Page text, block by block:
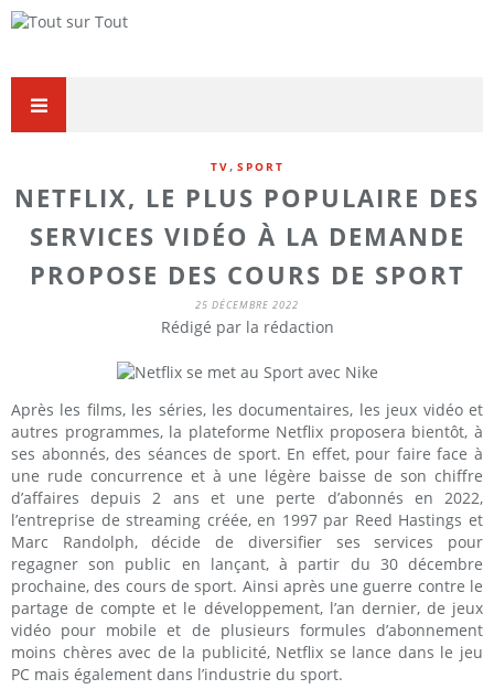
TV, SPORT
NETFLIX, LE PLUS POPULAIRE DES
SERVICES VIDÉO À LA DEMANDE
PROPOSE DES COURS DE SPORT
25 DÉCEMBRE 2022
Rédigé par la rédaction
Après les films, les séries, les documentaires, les jeux vidéo et
autres programmes, la plateforme Netflix proposera bientôt, à
ses abonnés, des séances de sport. En effet, pour faire face à
une rude concurrence et à une légère baisse de son chiffre
d’affaires depuis 2 ans et une perte d’abonnés en 2022,
l’entreprise de streaming créée, en 1997 par Reed Hastings et
Marc Randolph, décide de diversifier ses services pour
regagner son public en lançant, à partir du 30 décembre
prochaine, des cours de sport. Ainsi après une guerre contre le
partage de compte et le développement, l’an dernier, de jeux
vidéo pour mobile et de plusieurs formules d’abonnement
moins chères avec de la publicité, Netflix se lance dans le jeu
PC mais également dans l’industrie du sport.